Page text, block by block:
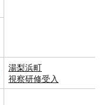
湯梨浜町
視察研修受入